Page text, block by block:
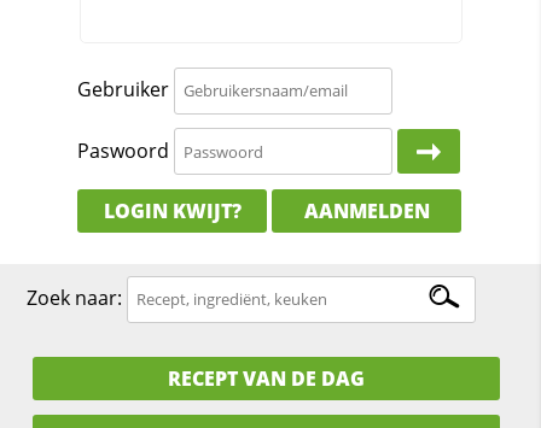
Gebruiker
Paswoord
LOGIN KWIJT? AANMELDEN
Zoek naar:
RECEPT VAN DE DAG